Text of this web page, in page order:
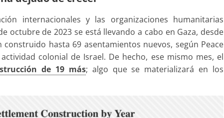
internacionales y las organizaciones humanitarias
octubre de 2023 se está llevando a cabo en Gaza, desde
hasta 69 asentamientos nuevos, según Peace
colonial de Israel. De hecho, ese mismo mes, el
de 19 más; algo que se materializará en los